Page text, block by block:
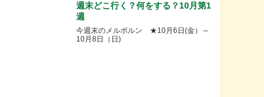
週末どこ行く？何をする？10月第1
週
今週末のメルボルン ★10月6日(金）～
10月8日（日)